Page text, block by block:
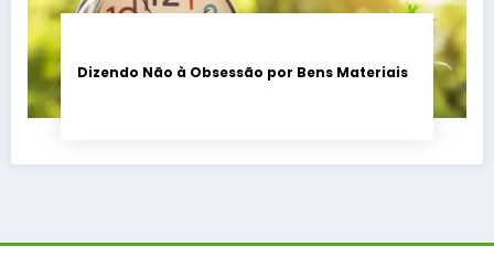
Dizendo Não à Obsessão por Bens Materiais